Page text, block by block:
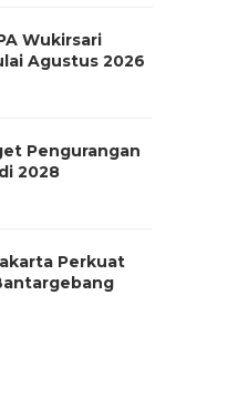
Wukirsari
Agustus 2026
Pengurangan
2028
Perkuat